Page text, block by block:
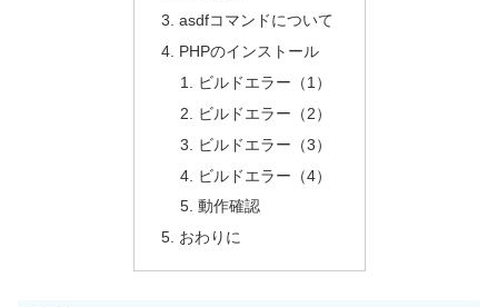
asdfコマンドについて
PHPのインストール
ビルドエラー（1）
ビルドエラー（2）
ビルドエラー（3）
ビルドエラー（4）
動作確認
おわりに